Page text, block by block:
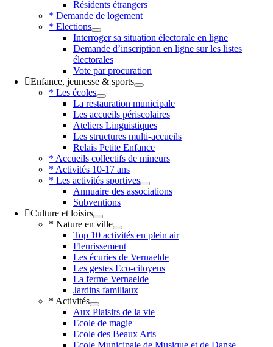
Résidents étrangers
* Demande de logement
* Elections
Interroger sa situation électorale en ligne
Demande d’inscription en ligne sur les listes
électorales
Vote par procuration
Enfance, jeunesse & sports
* Les écoles
La restauration municipale
Les accueils périscolaires
Ateliers Linguistiques
Les structures multi-accueils
Relais Petite Enfance
* Accueils collectifs de mineurs
* Activités 10-17 ans
* Les activités sportives
Annuaire des associations
Subventions
Culture et loisirs
* Nature en ville
Top 10 activités en plein air
Fleurissement
Les écuries de Vernaelde
Les gestes Eco-citoyens
La ferme Vernaelde
Jardins familiaux
* Activités
Aux Plaisirs de la vie
Ecole de magie
Ecole des Beaux Arts
Ecole Municipale de Musique et de Danse